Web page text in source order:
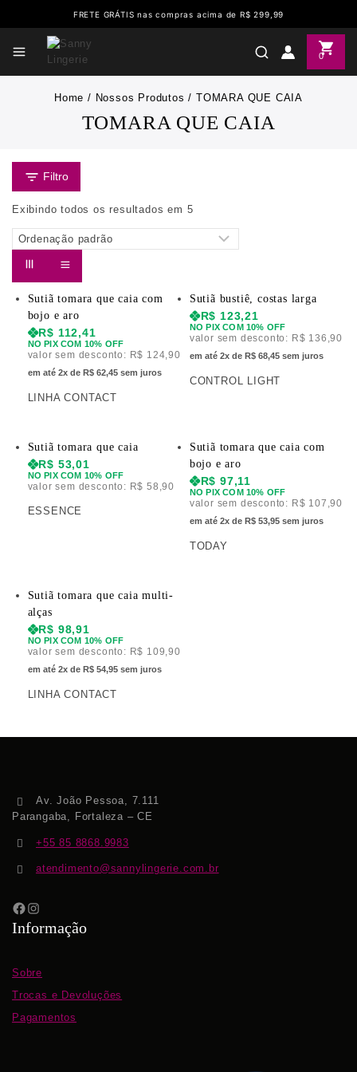
FRETE GRÁTIS nas compras acima de R$ 299,99
0
Home / Nossos Produtos / TOMARA QUE CAIA
TOMARA QUE CAIA
Filtro
Exibindo todos os resultados em 5
Sutiã tomara que caia com
bojo e aro
R$ 112,41
NO PIX COM 10% OFF
valor sem desconto: R$ 124,90
em até 2x de R$ 62,45 sem juros
LINHA CONTACT
Sutiã bustiê, costas larga
R$ 123,21
NO PIX COM 10% OFF
valor sem desconto: R$ 136,90
em até 2x de R$ 68,45 sem juros
CONTROL LIGHT
Sutiã tomara que caia
R$ 53,01
NO PIX COM 10% OFF
valor sem desconto: R$ 58,90
ESSENCE
Sutiã tomara que caia com
bojo e aro
R$ 97,11
NO PIX COM 10% OFF
valor sem desconto: R$ 107,90
em até 2x de R$ 53,95 sem juros
TODAY
Sutiã tomara que caia multi-
alças
R$ 98,91
NO PIX COM 10% OFF
valor sem desconto: R$ 109,90
em até 2x de R$ 54,95 sem juros
LINHA CONTACT
Av. João Pessoa, 7.111
Parangaba, Fortaleza – CE
+55 85 8868.9983
atendimento@sannylingerie.com.br
Informação
Sobre
Trocas e Devoluções
Pagamentos